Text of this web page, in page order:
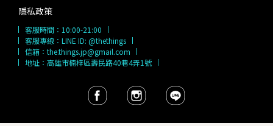
隱私政策
客服時間： 10:00-21:00
客服專線： LINE ID: @thethings
信箱： the.things.jp@gmail.com
地址：高雄市楠梓區壽民路40巷4弄1號